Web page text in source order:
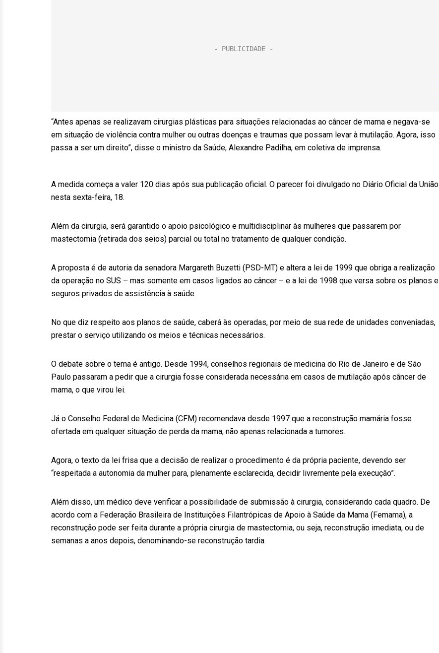
“Antes apenas se realizavam cirurgias plásticas para situações relacionadas ao câncer de mama e negava-se
em situação de violência contra mulher ou outras doenças e traumas que possam levar à mutilação. Agora, isso
passa a ser um direito”, disse o ministro da Saúde, Alexandre Padilha, em coletiva de imprensa.
A medida começa a valer 120 dias após sua publicação oficial. O parecer foi divulgado no Diário Oficial da União
nesta sexta-feira, 18.
Além da cirurgia, será garantido o apoio psicológico e multidisciplinar às mulheres que passarem por
mastectomia (retirada dos seios) parcial ou total no tratamento de qualquer condição.
A proposta é de autoria da senadora Margareth Buzetti (PSD-MT) e altera a lei de 1999 que obriga a realização
da operação no SUS – mas somente em casos ligados ao câncer – e a lei de 1998 que versa sobre os planos e
seguros privados de assistência à saúde.
No que diz respeito aos planos de saúde, caberá às operadas, por meio de sua rede de unidades conveniadas,
prestar o serviço utilizando os meios e técnicas necessários.
O debate sobre o tema é antigo. Desde 1994, conselhos regionais de medicina do Rio de Janeiro e de São
Paulo passaram a pedir que a cirurgia fosse considerada necessária em casos de mutilação após câncer de
mama, o que virou lei.
Já o Conselho Federal de Medicina (CFM) recomendava desde 1997 que a reconstrução mamária fosse
ofertada em qualquer situação de perda da mama, não apenas relacionada a tumores.
Agora, o texto da lei frisa que a decisão de realizar o procedimento é da própria paciente, devendo ser
“respeitada a autonomia da mulher para, plenamente esclarecida, decidir livremente pela execução”.
Além disso, um médico deve verificar a possibilidade de submissão à cirurgia, considerando cada quadro. De
acordo com a Federação Brasileira de Instituições Filantrópicas de Apoio à Saúde da Mama (Femama), a
reconstrução pode ser feita durante a própria cirurgia de mastectomia, ou seja, reconstrução imediata, ou de
semanas a anos depois, denominando-se reconstrução tardia.